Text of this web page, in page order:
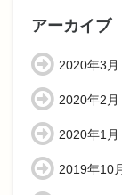
アーカイブ
2020年3月
2020年2月
2020年1月
2019年10